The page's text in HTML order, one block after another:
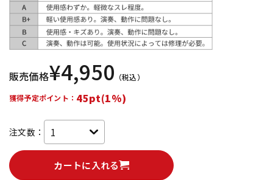
中古
販売価格¥4,950 （税込）
獲得予定ポイント： 45pt(1%)
注文数：
カートに入れる